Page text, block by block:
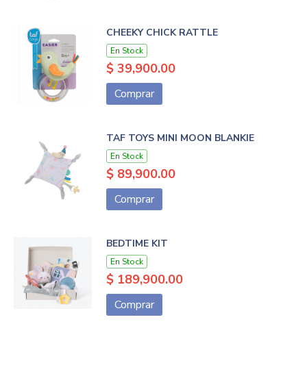
CHEEKY CHICK RATTLE
En Stock
$ 39,900.00
Comprar
TAF TOYS MINI MOON BLANKIE
En Stock
$ 89,900.00
Comprar
BEDTIME KIT
En Stock
$ 189,900.00
Comprar